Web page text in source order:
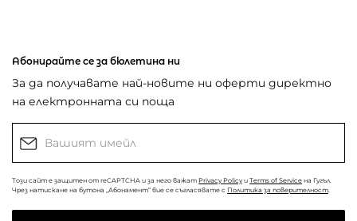
Абонирайте се за бюлетина ни
За да получавате най-новите ни оферти директно
на електронната си поща
Този сайт е защитен от reCAPTCHA и за него важат Privacy Policy и Terms of Service на Гугъл.
Чрез натискане на бутона „Абонамент“ вие се съгласявате с Политика за поверителност